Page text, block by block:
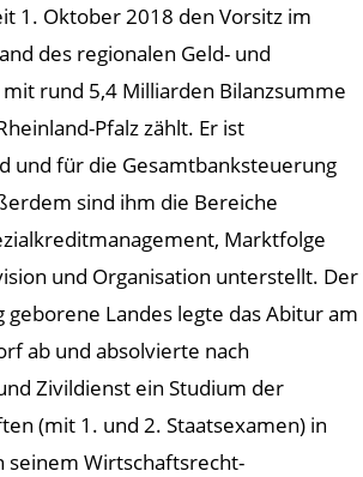
1. Oktober 2018 den Vorsitz im
des regionalen Geld- und
rund 5,4 Milliarden Bilanzsumme
Pfalz zählt. Er ist
und für die Gesamtbanksteuerung
sind ihm die Bereiche
Marktfolge
und Organisation unterstellt. Der
Landes legte das Abitur am
ab und absolvierte nach
Zivildienst ein Studium der
(mit 1. und 2. Staatsexamen) in
seinem Wirtschaftsrecht-